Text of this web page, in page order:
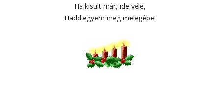
Ha kisült már, ide véle,
Hadd egyem meg melegébe!